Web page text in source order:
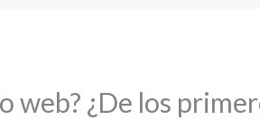
web? ¿De los